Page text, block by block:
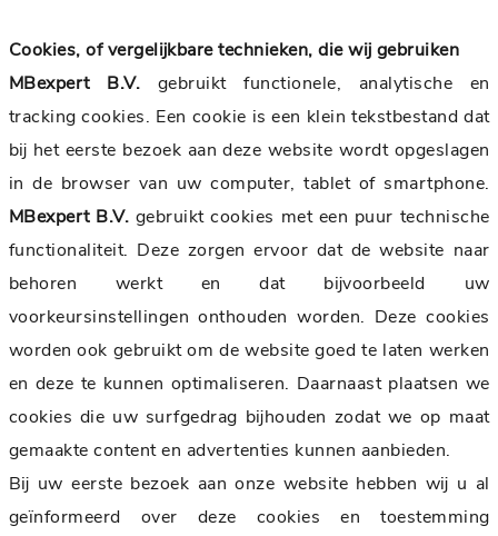
Cookies, of vergelijkbare technieken, die wij gebruiken
MBexpert B.V. gebruikt functionele, analytische en
tracking cookies. Een cookie is een klein tekstbestand dat
bij het eerste bezoek aan deze website wordt opgeslagen
in de browser van uw computer, tablet of smartphone.
MBexpert B.V. gebruikt cookies met een puur technische
functionaliteit. Deze zorgen ervoor dat de website naar
behoren werkt en dat bijvoorbeeld uw
voorkeursinstellingen onthouden worden. Deze cookies
worden ook gebruikt om de website goed te laten werken
en deze te kunnen optimaliseren. Daarnaast plaatsen we
cookies die uw surfgedrag bijhouden zodat we op maat
gemaakte content en advertenties kunnen aanbieden.
Bij uw eerste bezoek aan onze website hebben wij u al
geïnformeerd over deze cookies en toestemming